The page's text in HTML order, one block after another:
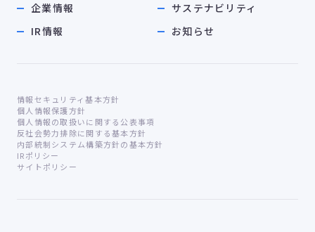
企業情報
サステナビリティ
IR情報
お知らせ
情報セキュリティ基本方針
個人情報保護方針
個人情報の取扱いに関する公表事項
反社会勢力排除に関する基本方針
内部統制システム構築方針の基本方針
IRポリシー
サイトポリシー